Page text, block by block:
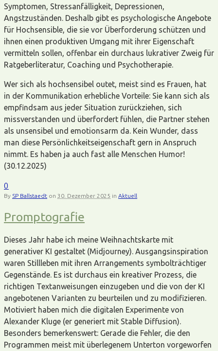
Symptomen, Stressanfälligkeit, Depressionen,
Angstzuständen. Deshalb gibt es psychologische Angebote
für Hochsensible, die sie vor Überforderung schützen und
ihnen einen produktiven Umgang mit ihrer Eigenschaft
vermitteln sollen, offenbar ein durchaus lukrativer Zweig für
Ratgeberliteratur, Coaching und Psychotherapie.
Wer sich als hochsensibel outet, meist sind es Frauen, hat
in der Kommunikation erhebliche Vorteile: Sie kann sich als
empfindsam aus jeder Situation zurückziehen, sich
missverstanden und überfordert fühlen, die Partner stehen
als unsensibel und emotionsarm da. Kein Wunder, dass
man diese Persönlichkeitseigenschaft gern in Anspruch
nimmt. Es haben ja auch fast alle Menschen Humor!
(30.12.2025)
0
By SP Ballstaedt on 30. Dezember 2025 in Aktuell
Promptografie
Dieses Jahr habe ich meine Weihnachtskarte mit
generativer KI gestaltet (Midjourney). Ausgangsinspiration
waren Stillleben mit ihren Arrangements symbolträchtiger
Gegenstände. Es ist durchaus ein kreativer Prozess, die
richtigen Textanweisungen einzugeben und die von der KI
angebotenen Varianten zu beurteilen und zu modifizieren.
Motiviert haben mich die digitalen Experimente von
Alexander Kluge (er generiert mit Stable Diffusion).
Besonders bemerkenswert: Gerade die Fehler, die den
Programmen meist mit überlegenem Unterton vorgeworfen